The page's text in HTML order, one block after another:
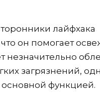
лайфхака
он помогает
незначительно
загрязнений,
основной функцией.